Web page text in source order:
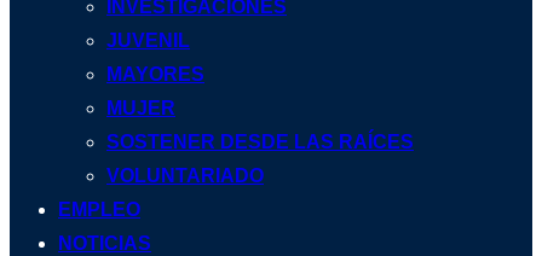
INVESTIGACIONES
JUVENIL
MAYORES
MUJER
SOSTENER DESDE LAS RAÍCES
VOLUNTARIADO
EMPLEO
NOTICIAS